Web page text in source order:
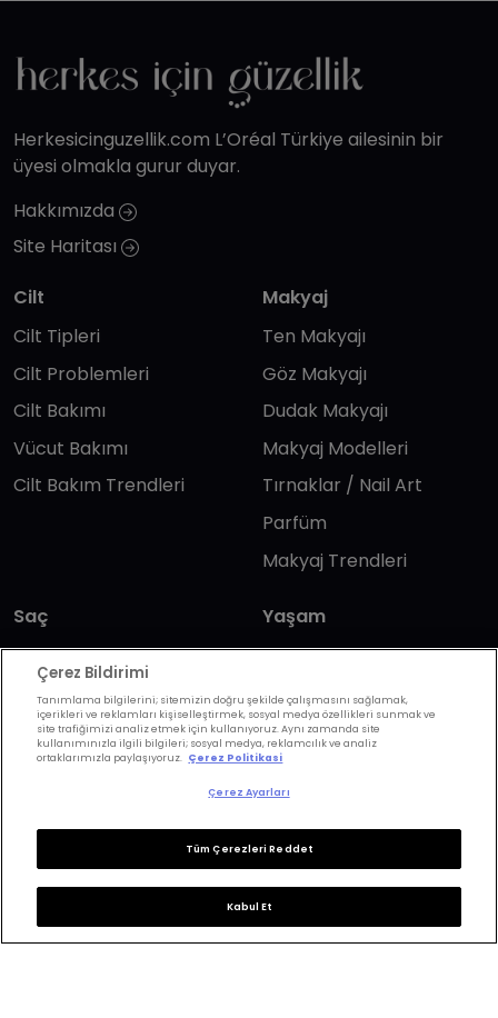
Herkesicinguzellik.com L’Oréal Türkiye ailesinin bir
üyesi olmakla gurur duyar.
Hakkımızda
Site Haritası
Cilt
Cilt Tipleri
Cilt Problemleri
Cilt Bakımı
Vücut Bakımı
Cilt Bakım Trendleri
Makyaj
Ten Makyajı
Göz Makyajı
Dudak Makyajı
Makyaj Modelleri
Tırnaklar / Nail Art
Parfüm
Makyaj Trendleri
Saç
Saç Renkleri
Saç Modelleri
Saç Bakımı
Saç Kesimi
Yaşam
Astroloji
Wellbeing
Günlük Yaşam
Anne & Bebek
Yükselen Burç
Hesaplama
Kuafor Bulma
Bizi takip edin
Çerez Bildirimi
Tanımlama bilgilerini; sitemizin doğru şekilde çalışmasını sağlamak,
içerikleri ve reklamları kişiselleştirmek, sosyal medya özellikleri sunmak ve
site trafiğimizi analiz etmek için kullanıyoruz. Aynı zamanda site
kullanımınızla ilgili bilgileri; sosyal medya, reklamcılık ve analiz
ortaklarımızla paylaşıyoruz. Çerez Politikasi
Çerez Ayarları
Tüm Çerezleri Reddet
Kabul Et